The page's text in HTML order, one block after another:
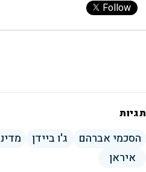
Follow
תגיות
הסכמי אברהם ג'ו ביידן
איראן